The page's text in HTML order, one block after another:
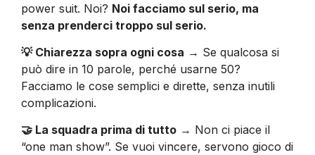
power suit. Noi? Noi facciamo sul serio, ma
senza prenderci troppo sul serio.
💡 Chiarezza sopra ogni cosa → Se qualcosa si
può dire in 10 parole, perché usarne 50?
Facciamo le cose semplici e dirette, senza inutili
complicazioni.
🤝 La squadra prima di tutto → Non ci piace il
“one man show”. Se vuoi vincere, servono gioco di